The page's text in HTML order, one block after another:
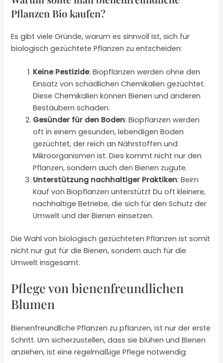
Pflanzen Bio kaufen?
Es gibt viele Gründe, warum es sinnvoll ist, sich für
biologisch gezüchtete Pflanzen zu entscheiden:
Keine Pestizide: Biopflanzen werden ohne den
Einsatz von schädlichen Chemikalien gezüchtet.
Diese Chemikalien können Bienen und anderen
Bestäubern schaden.
Gesünder für den Boden: Biopflanzen werden
oft in einem gesunden, lebendigen Boden
gezüchtet, der reich an Nährstoffen und
Mikroorganismen ist. Dies kommt nicht nur den
Pflanzen, sondern auch den Bienen zugute.
Unterstützung nachhaltiger Praktiken: Beim
Kauf von Biopflanzen unterstützt Du oft kleinere,
nachhaltige Betriebe, die sich für den Schutz der
Umwelt und der Bienen einsetzen.
Die Wahl von biologisch gezüchteten Pflanzen ist somit
nicht nur gut für die Bienen, sondern auch für die
Umwelt insgesamt.
Pflege von bienenfreundlichen
Blumen
Bienenfreundliche Pflanzen zu pflanzen, ist nur der erste
Schritt. Um sicherzustellen, dass sie blühen und Bienen
anziehen, ist eine regelmäßige Pflege notwendig: